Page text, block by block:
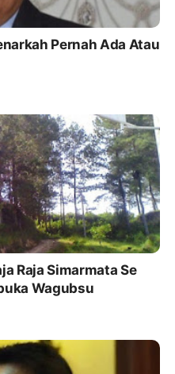
Pernah Ada Atau
Raja Simarmata Se
Wagubsu